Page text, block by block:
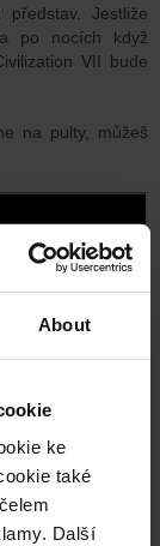
About
ke
také
Další
Jestliže
po nocích když
VII bude
na pulty, můžeš